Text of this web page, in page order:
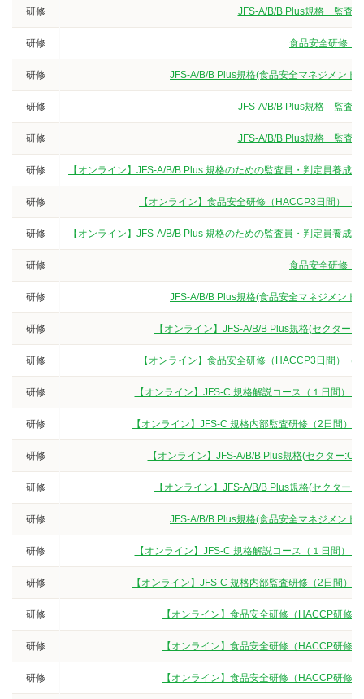
研修 JFS-A/B/B Plus規格 監査員
研修 食品安全研修（
研修 JFS-A/B/B Plus規格(食品安全マネジメント
研修 JFS-A/B/B Plus規格 監査員
研修 JFS-A/B/B Plus規格 監査員
研修 【オンライン】JFS-A/B/B Plus 規格のための監査員・判定員養
研修 【オンライン】食品安全研修（HACCP3日間）
研修 【オンライン】JFS-A/B/B Plus 規格のための監査員・判定員養
研修 食品安全研修（
研修 JFS-A/B/B Plus規格(食品安全マネジメント
研修 【オンライン】JFS-A/B/B Plus規格(セクタ
研修 【オンライン】食品安全研修（HACCP3日間）
研修 【オンライン】JFS-C 規格解説コース（１日間）
研修 【オンライン】JFS-C 規格内部監査研修（2日間）
研修 【オンライン】JFS-A/B/B Plus規格(セクター
研修 【オンライン】JFS-A/B/B Plus規格(セクタ
研修 JFS-A/B/B Plus規格(食品安全マネジメント
研修 【オンライン】JFS-C 規格解説コース（１日間）
研修 【オンライン】JFS-C 規格内部監査研修（2日間）
研修 【オンライン】食品安全研修（HACCP研修
研修 【オンライン】食品安全研修（HACCP研修
研修 【オンライン】食品安全研修（HACCP研修